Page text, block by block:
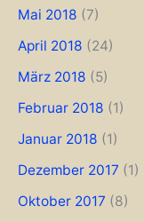
Mai 2018 (7)
April 2018 (24)
März 2018 (5)
Februar 2018 (1)
Januar 2018 (1)
Dezember 2017 (1)
Oktober 2017 (8)